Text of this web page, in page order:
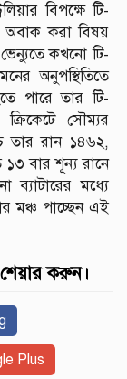
বিপক্ষে টি-
অবাক করা বিষয়
কখনো টি-
অনুপস্থিতিতে
পারে তার টি-
সৌম্যর
তার রান ১৪৬২,
১৩ বার শূন্য রানে
ব্যাটারের মধ্যে
মঞ্চ পাচ্ছেন এই
করুন।
Plus